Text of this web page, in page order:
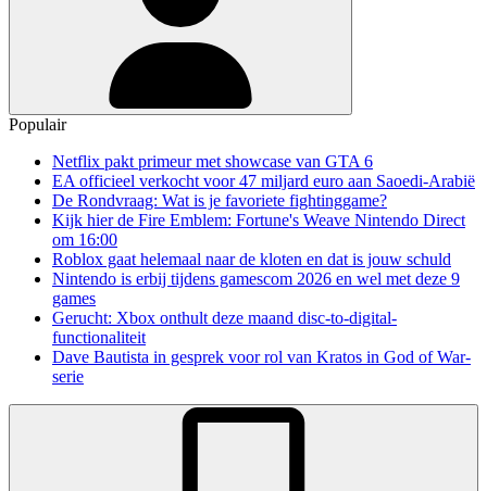
Populair
Netflix pakt primeur met showcase van GTA 6
EA officieel verkocht voor 47 miljard euro aan Saoedi-Arabië
De Rondvraag: Wat is je favoriete fightinggame?
Kijk hier de Fire Emblem: Fortune's Weave Nintendo Direct
om 16:00
Roblox gaat helemaal naar de kloten en dat is jouw schuld
Nintendo is erbij tijdens gamescom 2026 en wel met deze 9
games
Gerucht: Xbox onthult deze maand disc-to-digital-
functionaliteit
Dave Bautista in gesprek voor rol van Kratos in God of War-
serie